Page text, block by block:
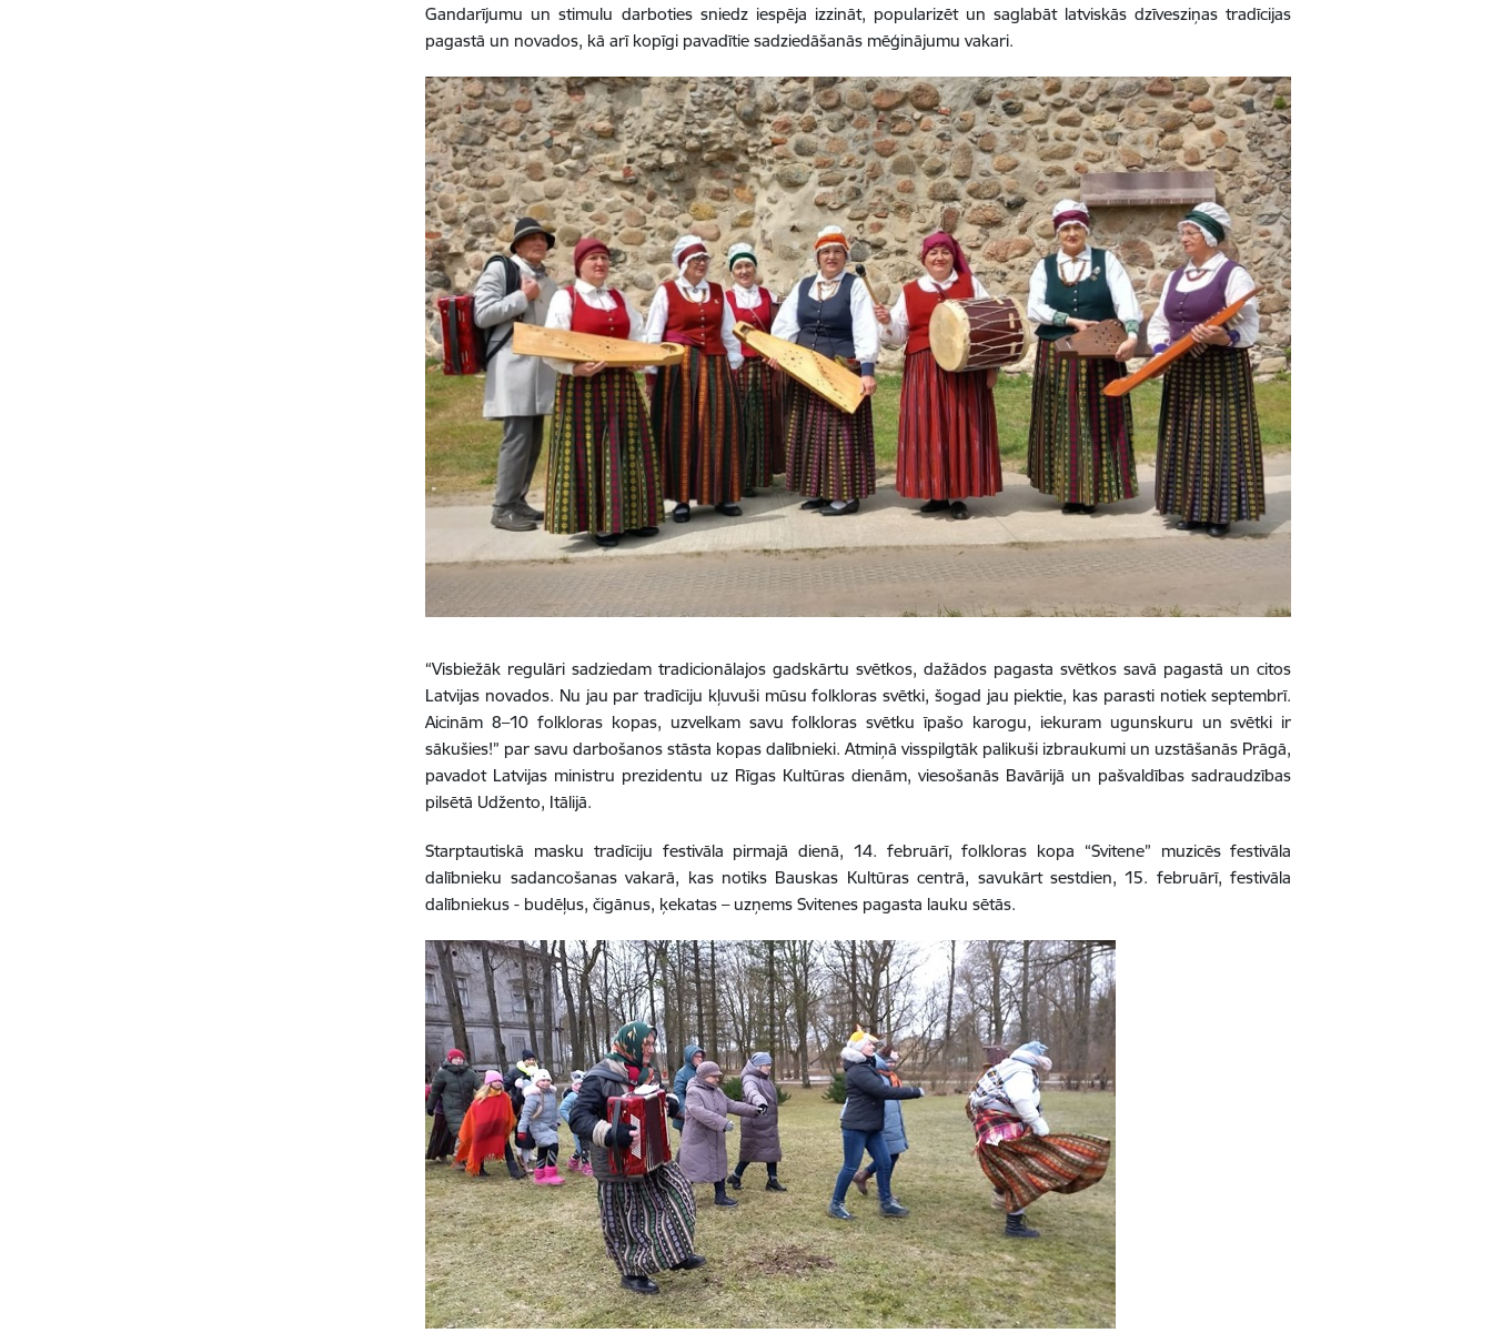
Gandarījumu un stimulu darboties sniedz iespēja izzināt, popularizēt un saglabāt latviskās dzīvesziņas tradīcijas
pagastā un novados, kā arī kopīgi pavadītie sadziedāšanās mēģinājumu vakari.
“Visbiežāk regulāri sadziedam tradicionālajos gadskārtu svētkos, dažādos pagasta svētkos savā pagastā un citos
Latvijas novados. Nu jau par tradīciju kļuvuši mūsu folkloras svētki, šogad jau piektie, kas parasti notiek septembrī.
Aicinām 8–10 folkloras kopas, uzvelkam savu folkloras svētku īpašo karogu, iekuram ugunskuru un svētki ir
sākušies!” par savu darbošanos stāsta kopas dalībnieki. Atmiņā visspilgtāk palikuši izbraukumi un uzstāšanās Prāgā,
pavadot Latvijas ministru prezidentu uz Rīgas Kultūras dienām, viesošanās Bavārijā un pašvaldības sadraudzības
pilsētā Udžento, Itālijā.
Starptautiskā masku tradīciju festivāla pirmajā dienā, 14. februārī, folkloras kopa “Svitene” muzicēs festivāla
dalībnieku sadancošanas vakarā, kas notiks Bauskas Kultūras centrā, savukārt sestdien, 15. februārī, festivāla
dalībniekus - budēļus, čigānus, ķekatas – uzņems Svitenes pagasta lauku sētās.